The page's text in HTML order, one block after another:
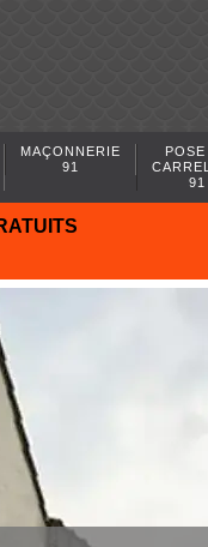
MAÇONNERIE
91
91